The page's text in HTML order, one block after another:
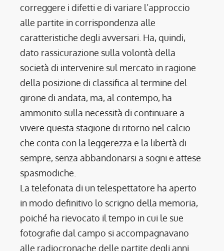
correggere i difetti e di variare l’approccio
alle partite in corrispondenza alle
caratteristiche degli avversari. Ha, quindi,
dato rassicurazione sulla volontà della
società di intervenire sul mercato in ragione
della posizione di classifica al termine del
girone di andata, ma, al contempo, ha
ammonito sulla necessità di continuare a
vivere questa stagione di ritorno nel calcio
che conta con la leggerezza e la libertà di
sempre, senza abbandonarsi a sogni e attese
spasmodiche.
La telefonata di un telespettatore ha aperto
in modo definitivo lo scrigno della memoria,
poiché ha rievocato il tempo in cui le sue
fotografie dal campo si accompagnavano
alle radiocronache delle partite degli anni